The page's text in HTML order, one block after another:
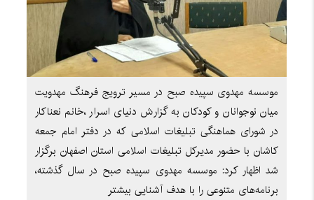
موسسه مهدوی سپیده صبح در مسیر ترویج فرهنگ مهدویت
میان نوجوانان و کودکان به گزارش دنیای اسرار ،خانم نعناکار
در شورای هماهنگی تبلیغات اسلامی که در دفتر امام جمعه
کاشان با حضور مدیرکل تبلیغات اسلامی استان اصفهان برگزار
شد اظهار کرد: موسسه مهدوی سپیده صبح در سال گذشته،
برنامه‌های متنوعی را با هدف آشنایی بیشتر